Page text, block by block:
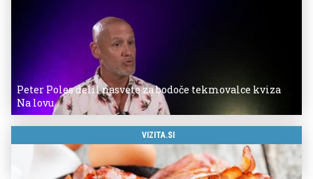
Peter Poles delil nasvete za bodoče tekmovalce kviza
Na lovu
VIZITA.SI